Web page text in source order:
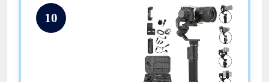
10